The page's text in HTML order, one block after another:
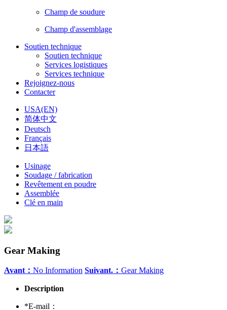
Champ de soudure
Champ d'assemblage
Soutien technique
Soutien technique
Services logistiques
Services technique
Rejoignez-nous
Contacter
USA(EN)
简体中文
Deutsch
Français
日本語
Usinage
Soudage / fabrication
Revêtement en poudre
Assemblée
Clé en main
Gear Making
Avant： No Information Suivant.： Gear Making
Description
*E-mail：